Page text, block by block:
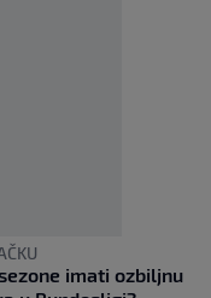
imati ozbiljnu